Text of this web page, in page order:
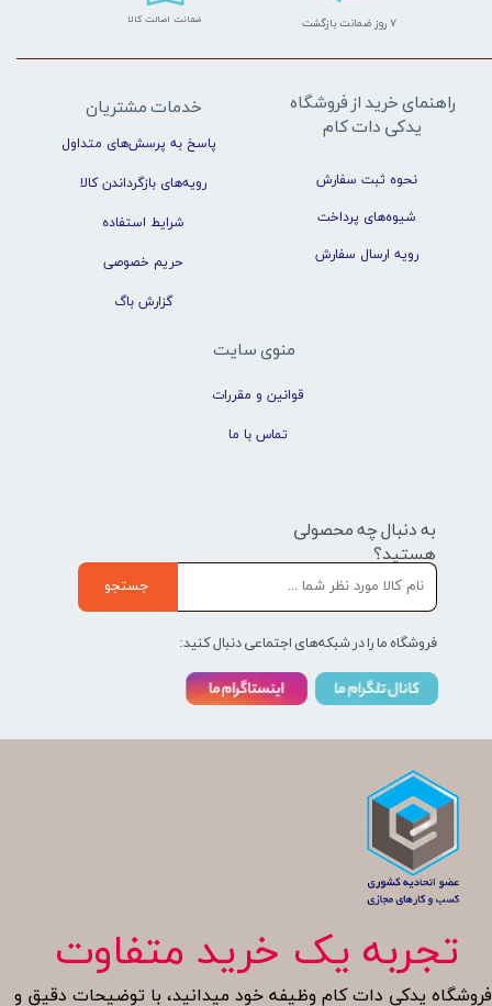
تجربه یک خرید متفاوت
فروشگاه یدکی دات کام وظیفه خود میدانید، با توضیحات دقیق و
۷ روز ضمانت بازگشت ضمانت اصالت کالا
راهنمای خرید از فروشگاه
یدکی دات کام
نحوه ثبت سفارش
شیوه‌های پرداخت
رویه ارسال سفارش
خدمات مشتریان
پاسخ به پرسش‌های متداول
رویه‌های بازگرداندن کالا
شرایط استفاده
حریم خصوصی
گزارش باگ
منوی سایت
قوانین و مقررات
تماس با ما
به دنبال چه محصولی
هستید؟
جستجو
فروشگاه ما را در شبکه‌های اجتماعی دنبال کنید: